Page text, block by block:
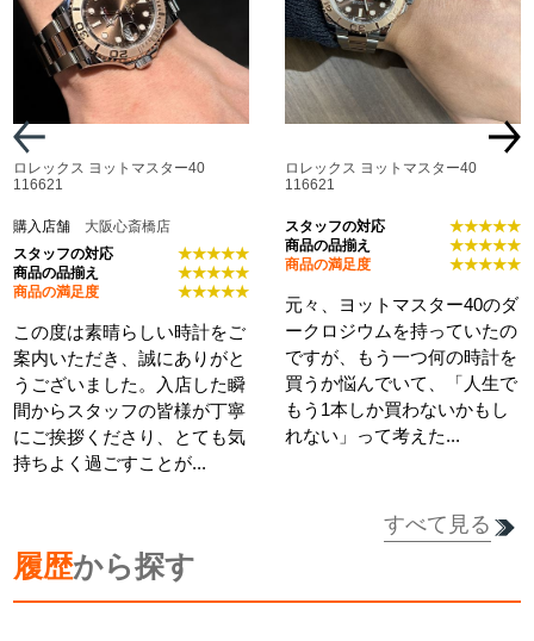
ロレックス ヨットマスター40
116621
購入店舗 大阪心斎橋店
スタッフの対応
★★★★★
商品の品揃え
★★★★★
商品の満足度
★★★★★
この度は素晴らしい時計をご
案内いただき、誠にありがと
うございました。入店した瞬
間からスタッフの皆様が丁寧
にご挨拶くださり、とても気
持ちよく過ごすことが...
詳細を見る
ロレックス ヨットマスター40
116621
スタッフの対応
★★★★★
商品の品揃え
★★★★★
商品の満足度
★★★★★
元々、ヨットマスター40のダ
ークロジウムを持っていたの
ですが、もう一つ何の時計を
買うか悩んでいて、「人生で
もう1本しか買わないかもし
れない」って考えた...
すべて見る
履歴から探す